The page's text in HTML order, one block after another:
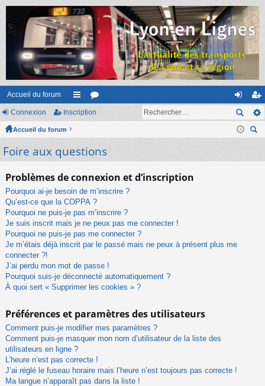
Accueil du forum
ac
ur
s
or
m
on
ne
ns
cri
Connexion Inscription
Accueil du forum
Foire aux questions
Problèmes de connexion et d’inscription
Pourquoi ai-je besoin de m’inscrire ?
Qu’est-ce que la COPPA ?
Pourquoi ne puis-je pas m’inscrire ?
Je suis inscrit mais je ne peux pas me connecter !
Pourquoi ne puis-je pas me connecter ?
Je m’étais déjà inscrit par le passé mais ne peux à présent plus me
connecter ?!
J’ai perdu mon mot de passe !
Pourquoi suis-je déconnecté automatiquement ?
À quoi sert « Supprimer les cookies » ?
Préférences et paramètres des utilisateurs
Comment puis-je modifier mes paramètres ?
Comment puis-je masquer mon nom d’utilisateur de la liste des
utilisateurs en ligne ?
L’heure n’est pas correcte !
J’ai réglé le fuseau horaire mais l’heure n’est toujours pas correcte !
Ma langue n’apparaît pas dans la liste !